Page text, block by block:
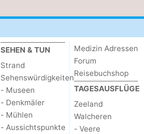
SEHEN & TUN
Strand
Sehenswürdigkeiten
- Museen
- Denkmäler
- Mühlen
- Aussichtspunkte
Medizin Adressen
Forum
Reisebuchshop
TAGESAUSFLÜGE
Zeeland
Walcheren
- Veere